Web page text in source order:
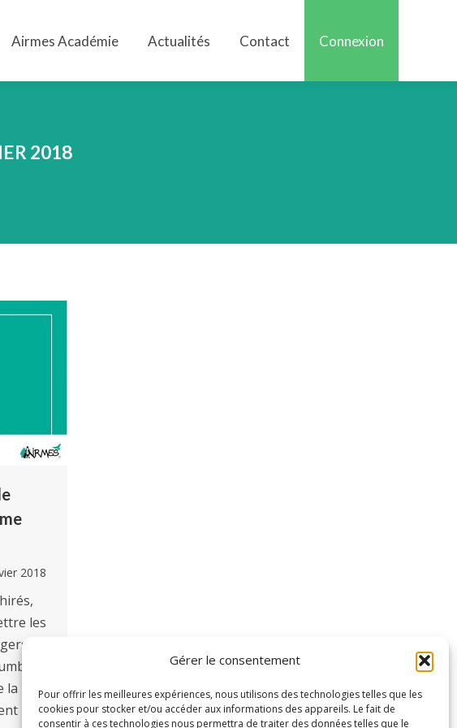
Gérer le consentement
Pour offrir les meilleures expériences, nous utilisons des technologies telles que les
cookies pour stocker et/ou accéder aux informations des appareils. Le fait de
consentir à ces technologies nous permettra de traiter des données telles que le
Airmes Académie Actualités Contact Connexion
2018
2018
les
:
la